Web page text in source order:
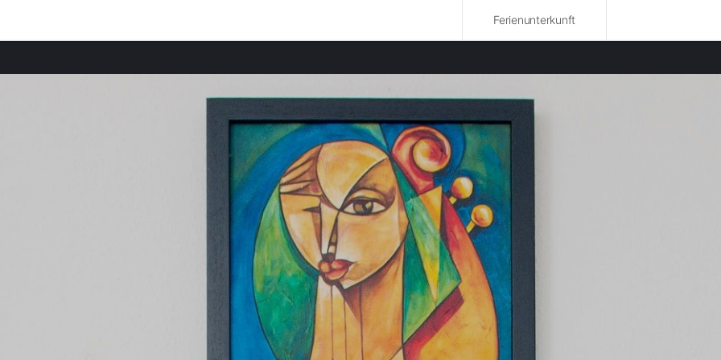
Ferienunterkunft
Ferienwohnungen in Innsbruck mieten
Ferienwohnungen in Innsbruck-Land mieten
Ferienwohnungen in Vorarlberg mieten
Ferienwohnungen in Salzburg mieten
Ferienwohnungen in Friuli-Venezia Giulia mieten
Ferienwohnungen in Venetien mieten
Ferienwohnungen in Graubünden mieten
Ferienwohnungen in St. Gallen mieten
Ferienwohnungen in Bayern mieten